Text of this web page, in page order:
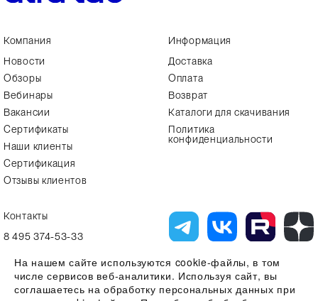
Компания
Новости
Обзоры
Вебинары
Вакансии
Сертификаты
Наши клиенты
Сертификация
Отзывы клиентов
Информация
Доставка
Оплата
Возврат
Каталоги для скачивания
Политика
конфиденциальности
Контакты
8 495 374-53-33
На нашем сайте используются cookie-файлы, в том
числе сервисов веб-аналитики. Используя сайт, вы
соглашаетесь на обработку персональных данных при